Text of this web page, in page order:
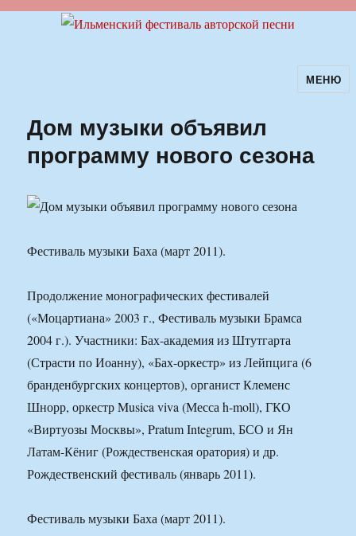
Ильменский фестиваль авторскойМЕНЮ
Дом музыки объявил
программу нового сезона
Фестиваль музыки Баха (март 2011).
Продолжение монографических фестивалей
(«Моцартиана» 2003 г., Фестиваль музыки Брамса
2004 г.). Участники: Бах-академия из Штутгарта
(Страсти по Иоанну), «Бах-оркестр» из Лейпцига (6
бранденбургских концертов), органист Клеменс
Шнорр, оркестр Musica viva (Месса h-moll), ГКО
«Виртуозы Москвы», Pratum Integrum, БСО и Ян
Латам-Кёниг (Рождественская оратория) и др.
Рождественский фестиваль (январь 2011).
Фестиваль музыки Баха (март 2011).